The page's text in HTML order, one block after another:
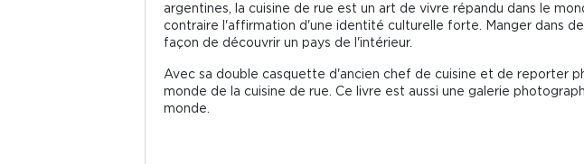
argentines, la cuisine de rue est un art de vivre répandu dans le
contraire l'affirmation d'une identité culturelle forte. Manger dans
façon de découvrir un pays de l'intérieur.
Avec sa double casquette d'ancien chef de cuisine et de reporter
monde de la cuisine de rue. Ce livre est aussi une galerie
monde.